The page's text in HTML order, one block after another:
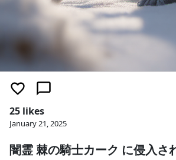
25 likes
January 21, 2025
闇霊 棘の騎士カーク に侵入さ